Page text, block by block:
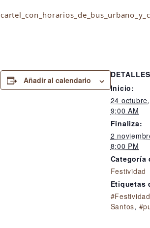
Añadir al calendario
DETALLES
Inicio:
24
9:00 AM
Finaliza:
2
8:00 PM
Categoría
Festividad
Etiquetas
Santos,